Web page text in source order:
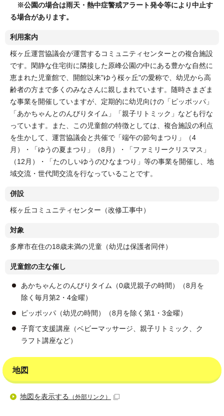
※公園の場合は雨天・熱中症警戒アラート発令等により中止す
る場合があります。
利用案内
桜ヶ丘運営協議会が運営するコミュニティセンターとの複合施設
です。閑静な住宅街に隣接した原峰公園の中にある豊かな自然に
恵まれた児童館で、開館以来"ゆう桜ヶ丘"の愛称で、幼児から高
齢者の方まで多くのみなさんに親しまれています。随時さまざま
な事業を開催していますが、定期的に幼児向けの「ピッポッパ」
「あかちゃんとのんびりタイム」「親子リトミック」なども行な
っています。また、この児童館の特徴としては、複合施設の利点
を生かして、運営協議会と共催で「端午の節句まつり」（4
月）・「ゆうの夏まつり」（8月）・「ファミリークリスマス」
（12月）・「たのしいゆうのひなまつり」等の事業を開催し、地
域交流・世代間交流を行なっていることです。
併設
桜ヶ丘コミュニティセンター（改修工事中）
対象
多摩市在住の18歳未満の児童（幼児は保護者同伴）
児童館の主な催し
あかちゃんとのんびりタイム（0歳児親子の時間）（8月を
除く毎月第2・4金曜）
ピッポッパ（幼児の時間）（8月を除く第1・3金曜）
子育て支援講座（ベビーマッサージ、親子リトミック、ク
ラフト講座など）
地図
地図を表示する （外部リンク）